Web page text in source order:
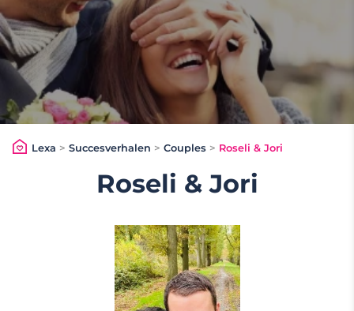
Lexa > Succesverhalen > Couples > Roseli & Jori
Roseli & Jori